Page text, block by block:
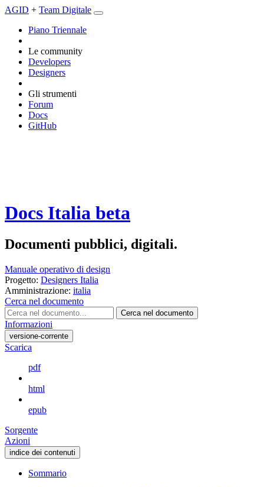
AGID + Team Digitale
Piano Triennale
Le community
Developers
Designers
Gli strumenti
Forum
Docs
GitHub
Docs Italia beta
Documenti pubblici, digitali.
Manuale operativo di design
Progetto: Designers Italia
Amministrazione: italia
Cerca nel documento
Cerca nel documento
Informazioni
versione-corrente
Scarica
pdf
html
epub
Sorgente
Azioni
indice dei contenuti
Sommario